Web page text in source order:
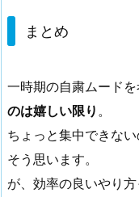
まとめ
一時期の自粛ムードを
のは嬉しい限り 。
ちょっと集中できな
そう思います。
が、効率の良いやり